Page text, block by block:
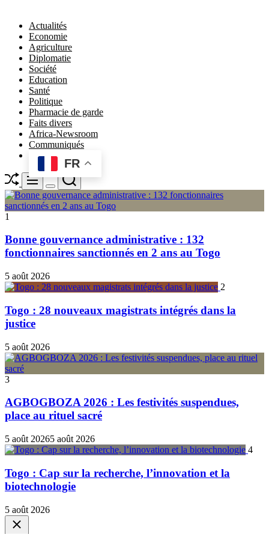
Actualités
Economie
Agriculture
Diplomatie
Société
Education
Santé
Politique
Pharmacie de garde
Faits divers
Africa-Newsroom
Communiqués
FR
ShuffleMenu
Switch
color
mode
Search
1
Bonne gouvernance administrative : 132
fonctionnaires sanctionnés en 2 ans au Togo
5 août 2026
2
Togo : 28 nouveaux magistrats intégrés dans la
justice
5 août 2026
3
AGBOGBOZA 2026 : Les festivités suspendues,
place au rituel sacré
5 août 20265 août 2026
4
Togo : Cap sur la recherche, l’innovation et la
biotechnologie
5 août 2026
Close